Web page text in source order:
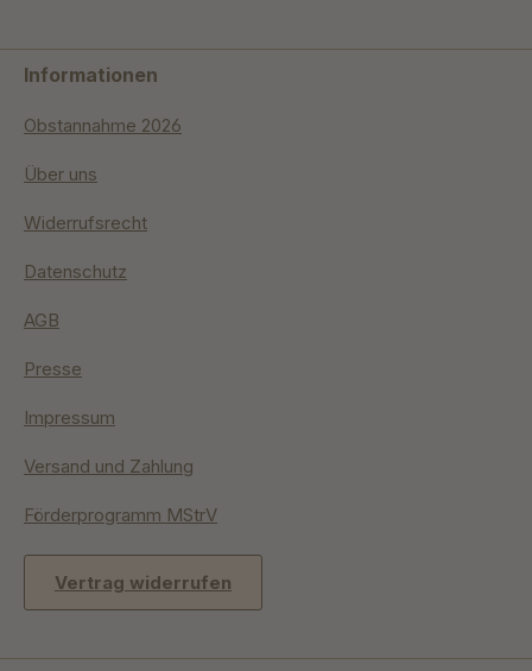
Informationen
Obstannahme 2026
Über uns
Widerrufsrecht
Datenschutz
AGB
Presse
Impressum
Versand und Zahlung
Förderprogramm MStrV
Vertrag widerrufen